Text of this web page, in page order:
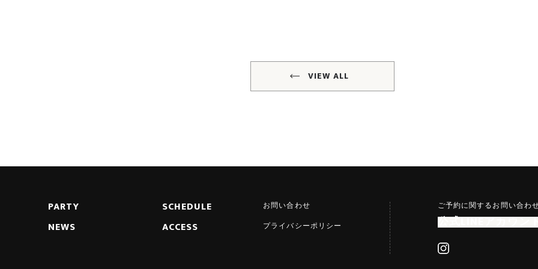
VIEW ALL
PARTY
SCHEDULE
NEWS
ACCESS
お問い合わせ
プライバシーポリシー
ご予約に関するお問い合わ
公式LINEアカウン